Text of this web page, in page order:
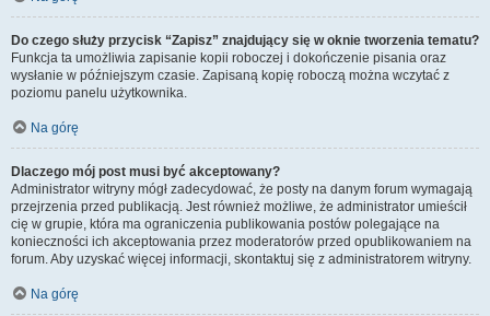
Do czego służy przycisk “Zapisz” znajdujący się w oknie tworzenia tematu?
Funkcja ta umożliwia zapisanie kopii roboczej i dokończenie pisania oraz
wysłanie w późniejszym czasie. Zapisaną kopię roboczą można wczytać z
poziomu panelu użytkownika.
Na górę
Dlaczego mój post musi być akceptowany?
Administrator witryny mógł zadecydować, że posty na danym forum wymagają
przejrzenia przed publikacją. Jest również możliwe, że administrator umieścił
cię w grupie, która ma ograniczenia publikowania postów polegające na
konieczności ich akceptowania przez moderatorów przed opublikowaniem na
forum. Aby uzyskać więcej informacji, skontaktuj się z administratorem witryny.
Na górę